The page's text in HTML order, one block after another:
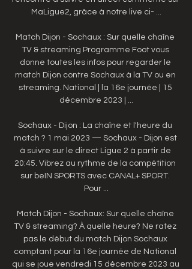
MaLigue2, grâce à notre live ci- ...
Match Dijon - Sochaux : Sur quelle chaîne
TV & streaming Programme Foot vous
donne toutes les infos pour regarder le
match Dijon contre Sochaux à la TV ou en
streaming. National | la 16e journée | 15
décembre 2023 | ...
Sochaux - Dijon : La chaîne et l'heure du
match ? 1 mai 2023 — Sochaux - Dijon est
à suivre sur le direct Ligue 2 à partir de
20:45. Vibrez au rythme de la compétition
sur beIN SPORTS avec CANAL+ SPORT.
Pour ...
Match Dijon - Sochaux: Sur quelle chaîne
TV & streaming? À quelle heure? Ne ratez
pas le début du match Dijon Sochaux
comptant pour la 16e journée de National
qui se joue vendredi 15 décembre 2023 au